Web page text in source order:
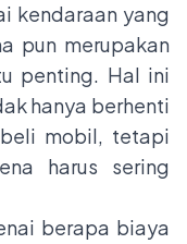
kendaraan yang
pun merupakan
penting. Hal ini
hanya berhenti
mobil, tetapi
harus sering
berapa biaya